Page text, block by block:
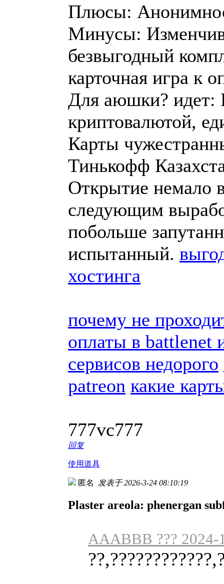
Плюсы:
Минусы:
безвыгодный
карточная игра к
Для аюшки? идет:
криптовалютой,
Карты
Тинькофф
Открытие немало
следующим
побольше
испытанный.
хостинга
почему не
оплаты в battlenet
сервисов недорого
patreon какие
777vc777
回复
使用道具
匿名 发表于 2026-3-24 08:10:19
Plaster areola: phenergan
AAABBB ??? 2024-